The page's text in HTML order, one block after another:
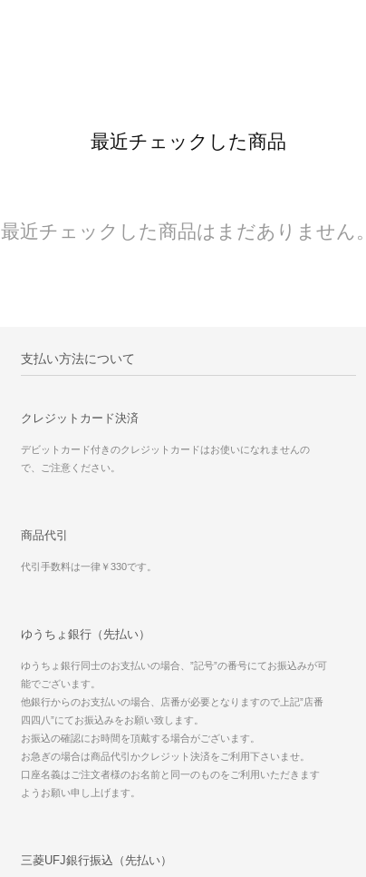
最近チェックした商品
最近チェックした商品はまだありません。
支払い方法について
クレジットカード決済
デビットカード付きのクレジットカードはお使いになれませんの
で、ご注意ください。
商品代引
代引手数料は一律￥330です。
ゆうちょ銀行（先払い）
ゆうちょ銀行同士のお支払いの場合、”記号”の番号にてお振込みが可
能でございます。
他銀行からのお支払いの場合、店番が必要となりますので上記”店番
四四八”にてお振込みをお願い致します。
お振込の確認にお時間を頂戴する場合がございます。
お急ぎの場合は商品代引かクレジット決済をご利用下さいませ。
口座名義はご注文者様のお名前と同一のものをご利用いただきます
ようお願い申し上げます。
三菱UFJ銀行振込（先払い）